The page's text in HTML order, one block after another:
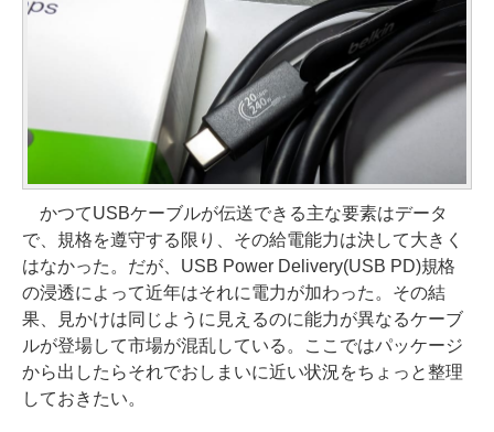
かつてUSBケーブルが伝送できる主な要素はデータ
で、規格を遵守する限り、その給電能力は決して大きく
はなかった。だが、USB Power Delivery(USB PD)規格
の浸透によって近年はそれに電力が加わった。その結
果、見かけは同じように見えるのに能力が異なるケーブ
ルが登場して市場が混乱している。ここではパッケージ
から出したらそれでおしまいに近い状況をちょっと整理
しておきたい。